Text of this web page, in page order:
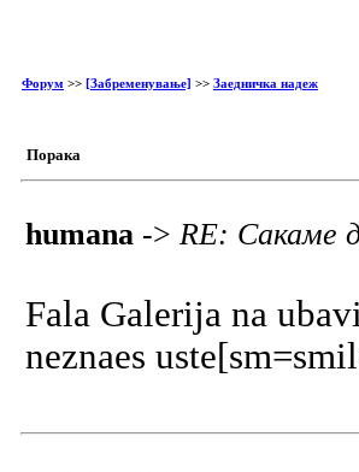
Форум >> [Забременување] >> Заедничка надеж
Порака
humana -> RE: Сакаме
Fala Galerija na
neznaes